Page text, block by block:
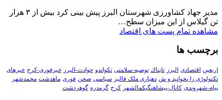
مدیر جهاد کشاورزی شهرستان البرز پیش بینی کرد بیش از ۳ هزار
تن گیلاس از این میزان سطح…
مشاهده تمام پست های اقتصاد
برچسب ها
اربعین اقتصادی البرز تابناك توصیه-سلامتی تکواندو حوادث-البرز خبرفوری-کرج خبرهای
تکنولوڑی را بخوانید و ش دهیاری ملک فالیز سیاسی صحن فوری ماهدشت محمدشهر
پیام-شهروندی کانال-پیشاهنگیکمالشهر کرج گرمدره گوهردشت